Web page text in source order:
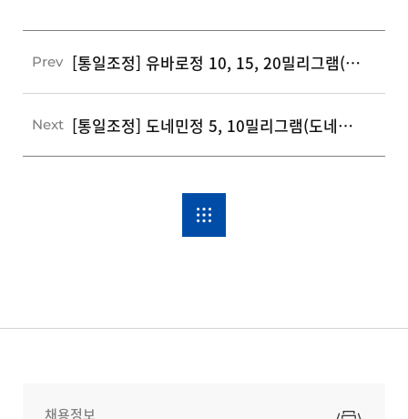
Prev [통일조정] 유바로정 10, 15, 20밀리그램(리바록사반 단일제)
Next [통일조정] 도네민정 5, 10밀리그램(도네페질염산염수화물)
채용정보